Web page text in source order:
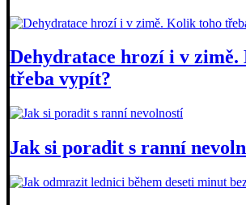
Dehydratace hrozí i v
třeba vypít?
Jak si poradit s ranní